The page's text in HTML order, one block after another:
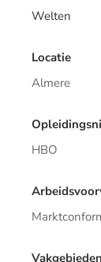
Welten
Locatie
Almere
HBO
Vakgebieden